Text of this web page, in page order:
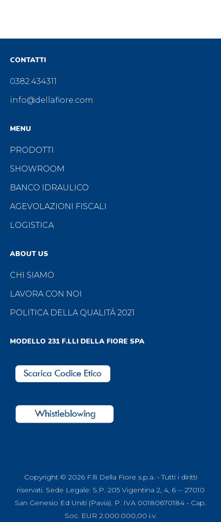
CONTATTI
0382.434311
info@dellafiore.com
MENU
PRODOTTI
SHOWROOM
BANCO IDRAULICO
AGEVOLAZIONI FISCALI
LOGISTICA
ABOUT US
CHI SIAMO
LAVORA CON NOI
POLITICA DELLA QUALITÁ 2021
MODELLO 231 F.LLI DELLA FIORE SPA
Copyright © 2026 F.lli Della Fiore s.p.a. - Tutti i diritti
riservati. Sede Legale: S.P. 205 Vigentina 2, 4, 6 -- 27010
San Genesio Ed Uniti (Pavia). P. IVA 00180670184 - Cap.
Soc. EUR 2.000.000,00 i.v.